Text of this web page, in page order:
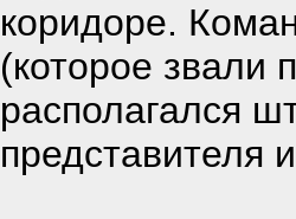
коридоре.
(которое звали
располагался
представителя